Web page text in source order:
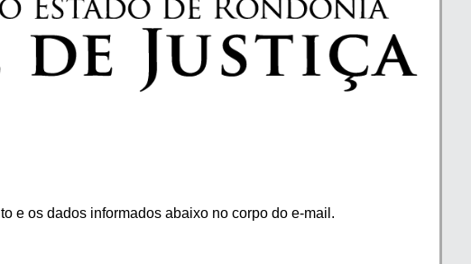
e os dados informados abaixo no corpo do e-mail.